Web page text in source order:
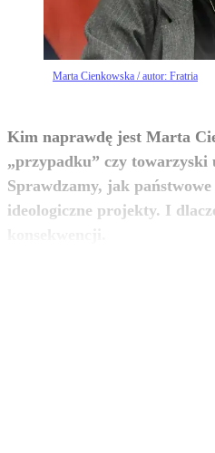
Marta Cienkowska / autor: Fratria
Kim naprawdę jest Marta
„przypadku” czy towarzyski
Sprawdzamy, jak
ideologiczne projekty. I